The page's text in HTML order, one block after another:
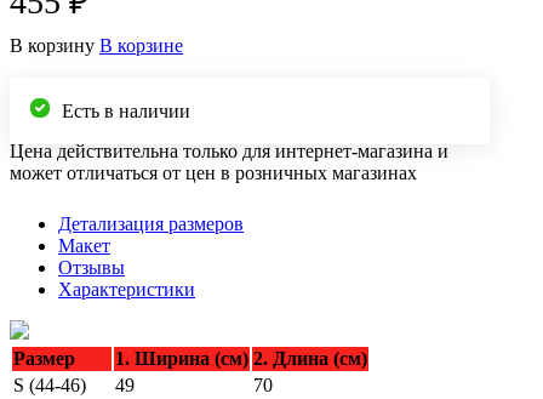
В корзину В корзине
Есть в наличии
Цена действительна только для интернет-магазина и
может отличаться от цен в розничных магазинах
Детализация размеров
Макет
Отзывы
Характеристики
Размер 1. Ширина (см) 2. Длина (см)
S (44-46)
49
70